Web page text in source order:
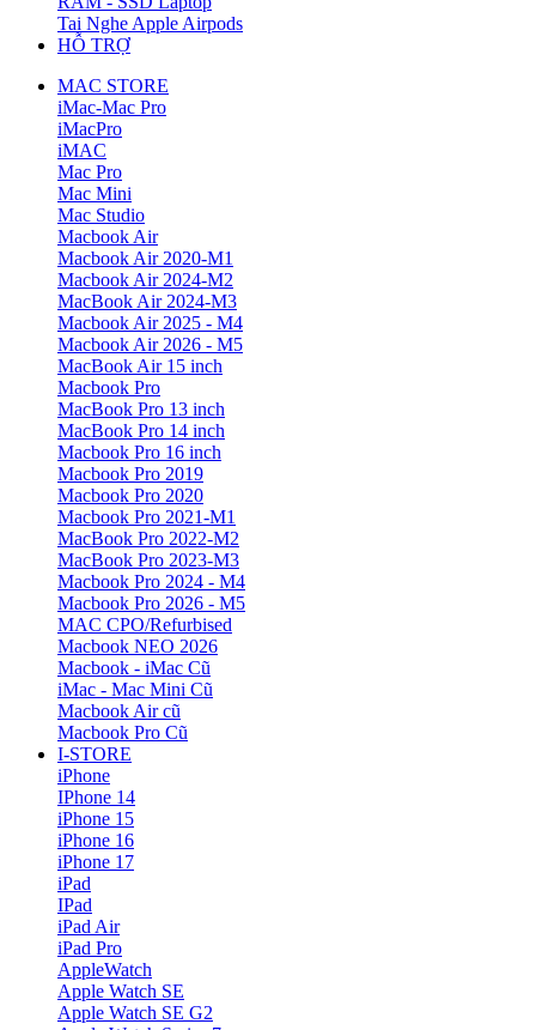
Tai Nghe Apple Airpods
HỖ TRỢ
MAC STORE
iMac-Mac Pro
iMacPro
iMAC
Mac Pro
Mac Mini
Mac Studio
Macbook Air
Macbook Air 2020-M1
Macbook Air 2024-M2
MacBook Air 2024-M3
Macbook Air 2025 - M4
Macbook Air 2026 - M5
MacBook Air 15 inch
Macbook Pro
MacBook Pro 13 inch
MacBook Pro 14 inch
Macbook Pro 16 inch
Macbook Pro 2019
Macbook Pro 2020
Macbook Pro 2021-M1
MacBook Pro 2022-M2
MacBook Pro 2023-M3
Macbook Pro 2024 - M4
Macbook Pro 2026 - M5
MAC CPO/Refurbised
Macbook NEO 2026
Macbook - iMac Cũ
iMac - Mac Mini Cũ
Macbook Air cũ
Macbook Pro Cũ
I-STORE
iPhone
IPhone 14
iPhone 15
iPhone 16
iPhone 17
iPad
IPad
iPad Air
iPad Pro
AppleWatch
Apple Watch SE
Apple Watch SE G2